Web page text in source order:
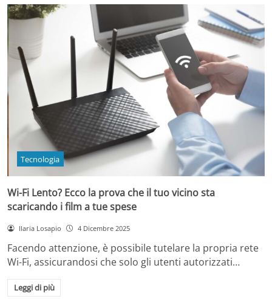
Tecnologia
Wi-Fi Lento? Ecco la prova che il tuo vicino sta
scaricando i film a tue spese
Ilaria Losapio 4 Dicembre 2025
Facendo attenzione, è possibile tutelare la propria rete
Wi-Fi, assicurandosi che solo gli utenti autorizzati…
Leggi di più